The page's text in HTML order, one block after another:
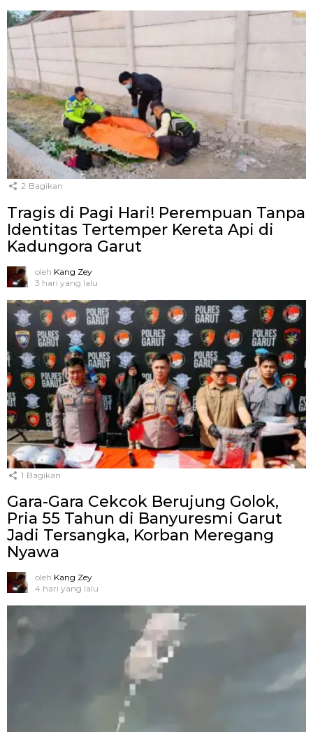
2 Bagikan
Tragis di Pagi Hari! Perempuan Tanpa
Identitas Tertemper Kereta Api di
Kadungora Garut
oleh Kang Zey
3 hari yang lalu
1 Bagikan
Gara-Gara Cekcok Berujung Golok,
Pria 55 Tahun di Banyuresmi Garut
Jadi Tersangka, Korban Meregang
Nyawa
oleh Kang Zey
4 hari yang lalu